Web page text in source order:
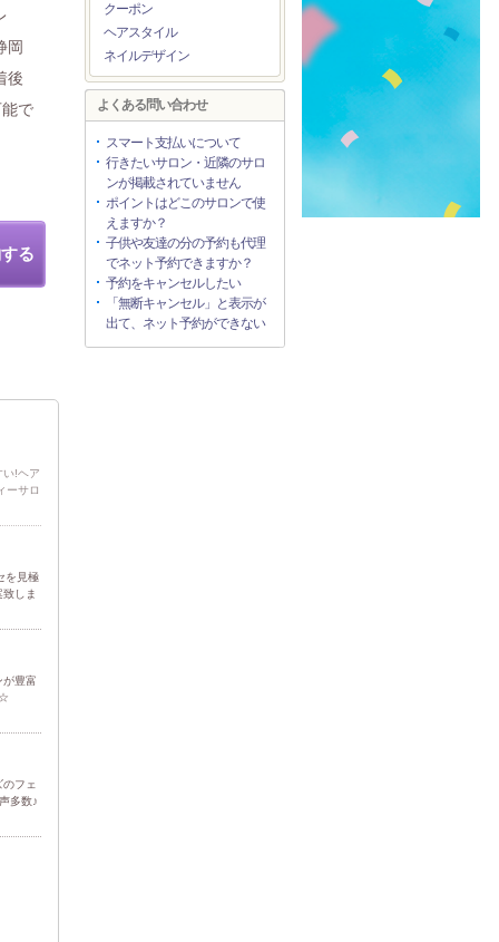
岡
後
で
る
い!ヘア
ーサロ
を見極
しま
が豊富
☆
フェ
多数♪
クーポン
ヘアスタイル
ネイルデザイン
よくある問い合わせ
スマート支払いについて
行きたいサロン・近隣のサロ
ンが掲載されていません
ポイントはどこのサロンで使
えますか？
子供や友達の分の予約も代理
でネット予約できますか？
予約をキャンセルしたい
「無断キャンセル」と表示が
出て、ネット予約ができない